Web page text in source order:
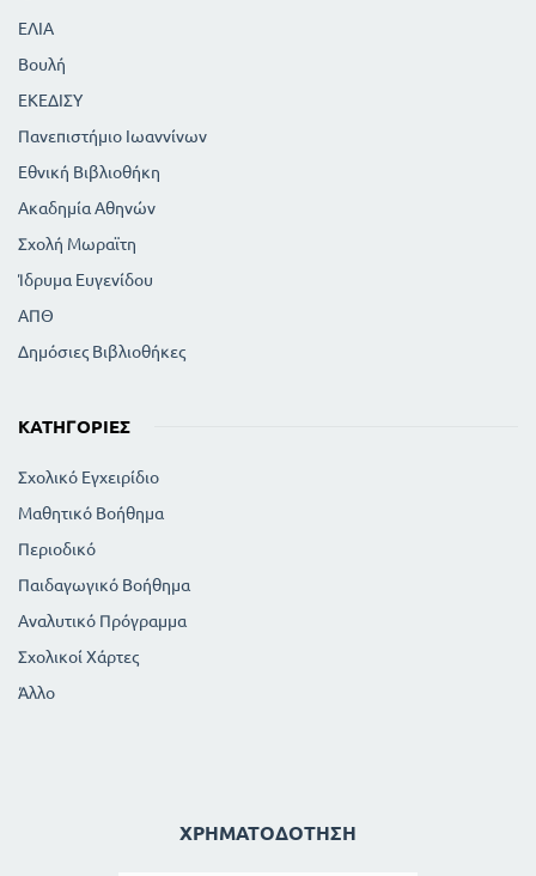
ΕΛΙΑ
Βουλή
ΕΚΕΔΙΣΥ
Πανεπιστήμιο Ιωαννίνων
Εθνική Βιβλιοθήκη
Ακαδημία Αθηνών
Σχολή Μωραϊτη
Ίδρυμα Ευγενίδου
ΑΠΘ
Δημόσιες Βιβλιοθήκες
ΚΑΤΗΓΟΡΊΕΣ
Σχολικό Εγχειρίδιο
Μαθητικό Βοήθημα
Περιοδικό
Παιδαγωγικό Βοήθημα
Αναλυτικό Πρόγραμμα
Σχολικοί Χάρτες
Άλλο
ΧΡΗΜΑΤΟΔΌΤΗΣΗ